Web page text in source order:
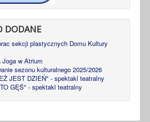
DODANE
sekcji plastycznych Domu Kultury
Joga w Atrium
sezonu kulturalnego 2025/2026
JEST DZIEŃ" - spektakl teatralny
GĘŚ" - spektakl teatralny